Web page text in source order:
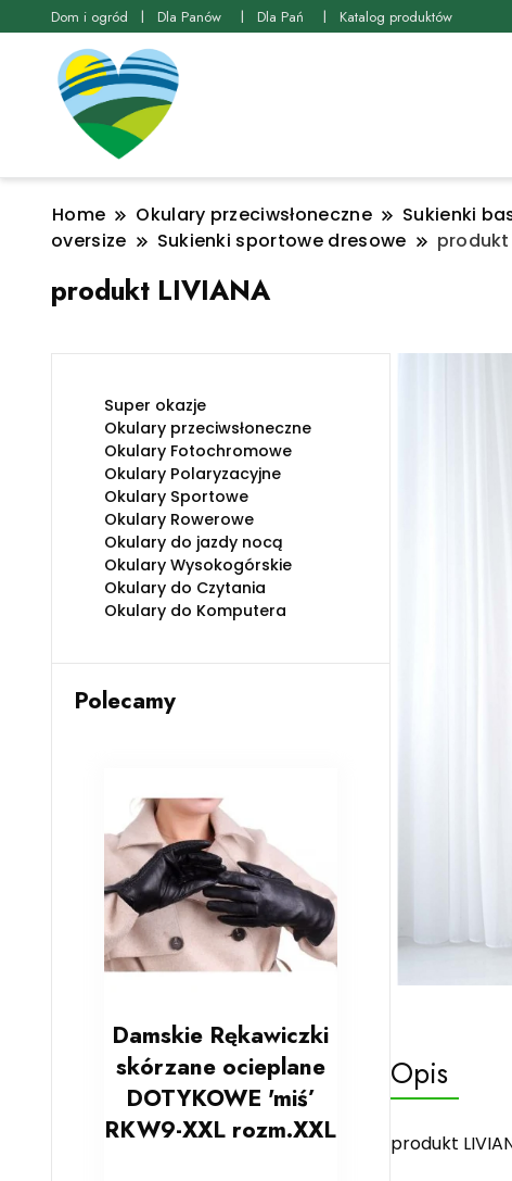
Dom i ogród Dla Panów Dla Pań Katalog produktów
Home Okulary przeciwsłoneczne Sukienki
oversize
Sukienki sportowe dresowe produkt
produkt LIVIANA
Opis
produkt
Super okazje
Okulary przeciwsłoneczne
Okulary Fotochromowe
Okulary Polaryzacyjne
Okulary Sportowe
Okulary Rowerowe
Okulary do jazdy nocą
Okulary Wysokogórskie
Okulary do Czytania
Okulary do Komputera
Polecamy
Damskie Rękawiczki
skórzane ocieplane
DOTYKOWE 'miś’
RKW9-XXL rozm.XXL